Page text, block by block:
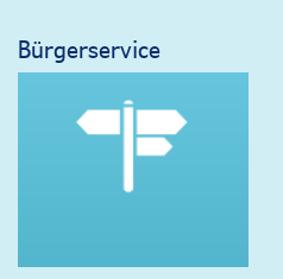
Bürgerservice